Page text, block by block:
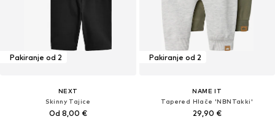
Pakiranje od 2
NEXT
Skinny Tajice
Od 8,00 €
Pakiranje od 2
NAME IT
Tapered Hlače 'NBNTakki'
29,90 €